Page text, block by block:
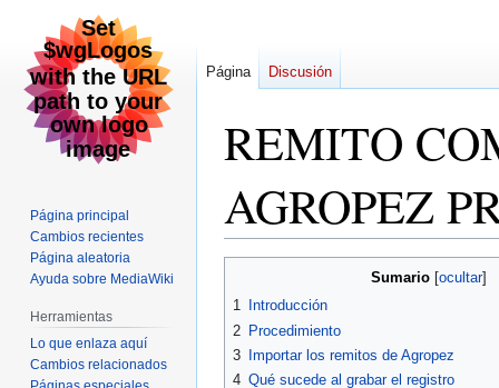
REMITO
AGROPEZ
navegación
búsqueda
Sumario
1
Introducción
2 Procedimiento
3
Importar los remitos de Agropez
4 Qué sucede al grabar el registro
Página Discusión
Página principal
Cambios recientes
Página aleatoria
Ayuda sobre MediaWiki
Herramientas
Lo que enlaza aquí
Cambios relacionados